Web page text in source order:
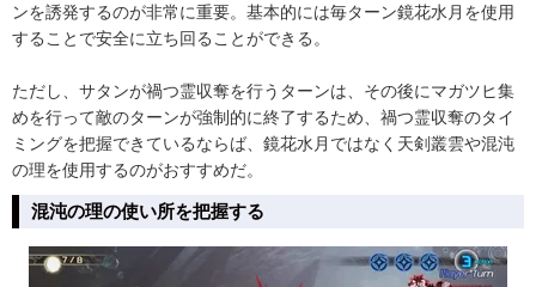
ンを誘発するのが非常に重要。基本的には毎ターン鏡花水月を使用
することで安全に立ち回ることができる。
ただし、サタンが禍つ霊収奪を行うターンは、その後にマガツヒ集
めを行って敵のターンが強制的に終了するため、禍つ霊収奪のタイ
ミングを把握できているならば、鏡花水月ではなく天剣叢雲や混沌
の理を使用するのがおすすめだ。
混沌の理の使い所を把握する